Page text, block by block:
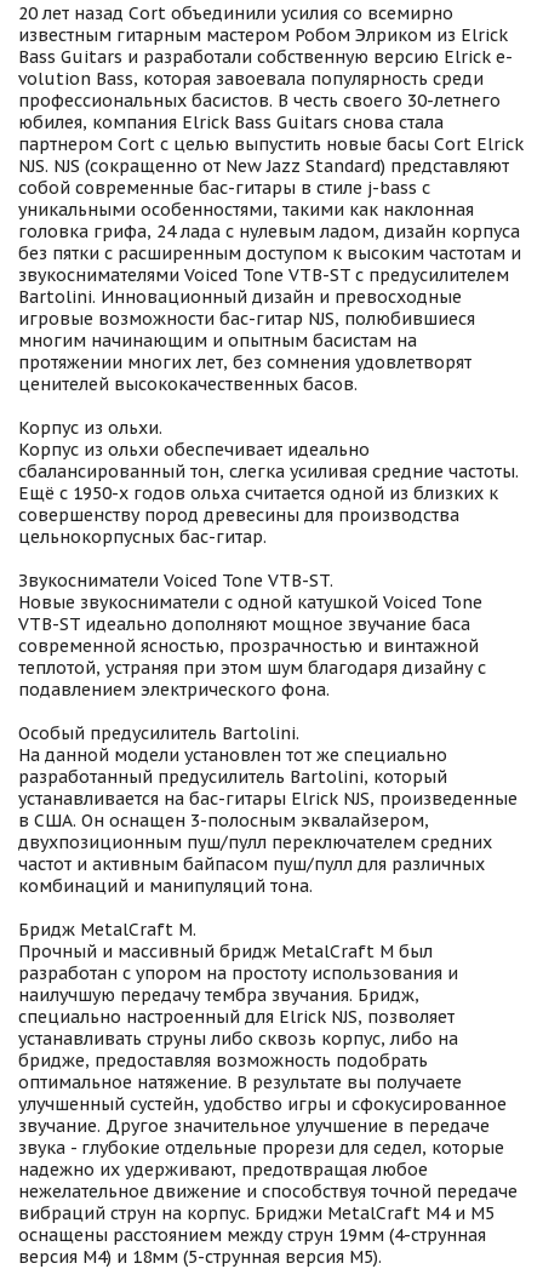
20 лет назад Cort объединили усилия со всемирно
известным гитарным мастером Робом Элриком из Elrick
Bass Guitars и разработали собственную версию Elrick e-
volution Bass, которая завоевала популярность среди
профессиональных басистов. В честь своего 30-летнего
юбилея, компания Elrick Bass Guitars снова стала
партнером Cort с целью выпустить новые басы Cort Elrick
NJS. NJS (сокращенно от New Jazz Standard) представляют
собой современные бас-гитары в стиле j-bass с
уникальными особенностями, такими как наклонная
головка грифа, 24 лада с нулевым ладом, дизайн корпуса
без пятки с расширенным доступом к высоким частотам и
звукоснимателями Voiced Tone VTB-ST с предусилителем
Bartolini. Инновационный дизайн и превосходные
игровые возможности бас-гитар NJS, полюбившиеся
многим начинающим и опытным басистам на
протяжении многих лет, без сомнения удовлетворят
ценителей высококачественных басов.
Корпус из ольхи.
Корпус из ольхи обеспечивает идеально
сбалансированный тон, слегка усиливая средние частоты.
Ещё с 1950-х годов ольха считается одной из близких к
совершенству пород древесины для производства
цельнокорпусных бас-гитар.
Звукосниматели Voiced Tone VTB-ST.
Новые звукосниматели с одной катушкой Voiced Tone
VTB-ST идеально дополняют мощное звучание баса
современной ясностью, прозрачностью и винтажной
теплотой, устраняя при этом шум благодаря дизайну с
подавлением электрического фона.
Особый предусилитель Bartolini.
На данной модели установлен тот же специально
разработанный предусилитель Bartolini, который
устанавливается на бас-гитары Elrick NJS, произведенные
в США. Он оснащен 3-полосным эквалайзером,
двухпозиционным пуш/пулл переключателем средних
частот и активным байпасом пуш/пулл для различных
комбинаций и манипуляций тона.
Бридж MetalCraft M.
Прочный и массивный бридж MetalCraft M был
разработан с упором на простоту использования и
наилучшую передачу тембра звучания. Бридж,
специально настроенный для Elrick NJS, позволяет
устанавливать струны либо сквозь корпус, либо на
бридже, предоставляя возможность подобрать
оптимальное натяжение. В результате вы получаете
улучшенный сустейн, удобство игры и сфокусированное
звучание. Другое значительное улучшение в передаче
звука - глубокие отдельные прорези для седел, которые
надежно их удерживают, предотвращая любое
нежелательное движение и способствуя точной передаче
вибраций струн на корпус. Бриджи MetalCraft M4 и M5
оснащены расстоянием между струн 19мм (4-струнная
версия M4) и 18мм (5-струнная версия M5).